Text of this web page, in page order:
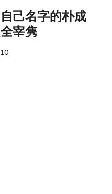
己名字的朴成
宰隽